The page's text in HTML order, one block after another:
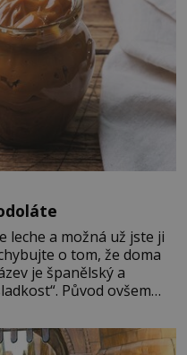
leche a možná už jste ji
o tom, že doma
je španělský a
Původ ovšem
zemí a k tomu